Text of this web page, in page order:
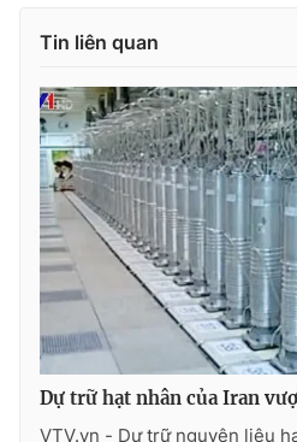
VTV Money
VTV Sức khoẻ
Thị trường 24h
VTV4
VTV9
Liên hệ tòa soạn
Tin liên quan
Dự trữ hạt nhân của Iran
VTV.vn - Dự trữ nguyên liệu